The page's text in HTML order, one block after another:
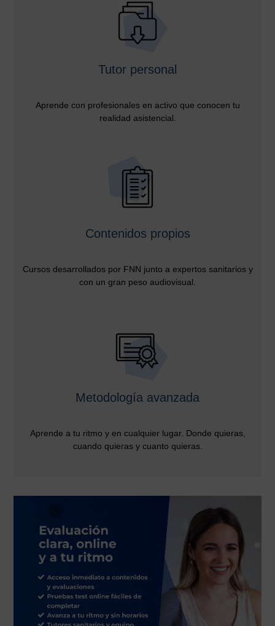
Tutor personal
Aprende con profesionales en activo que conocen tu
realidad asistencial.
Contenidos propios
Cursos desarrollados por FNN junto a expertos sanitarios y
con un gran peso audiovisual.
Metodología avanzada
Aprende a tu ritmo y en cualquier lugar. Donde quieras,
cuando quieras y cuanto quieras.